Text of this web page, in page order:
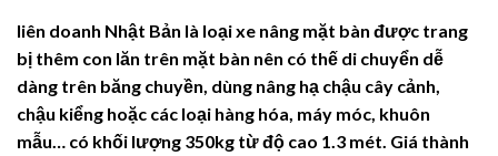
liên doanh Nhật Bản là loại xe nâng mặt bàn được trang
bị thêm con lăn trên mặt bàn nên có thế di chuyển dễ
dàng trên băng chuyền, dùng nâng hạ chậu cây cảnh,
chậu kiểng hoặc các loại hàng hóa, máy móc, khuôn
mẫu… có khối lượng 350kg từ độ cao 1.3 mét. Giá thành